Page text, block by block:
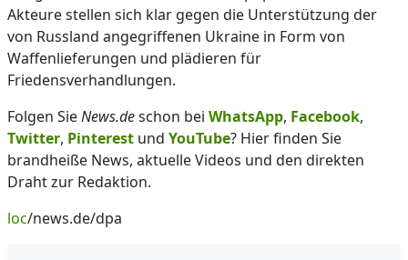
Akteure stellen sich klar gegen die Unterstützung der
von Russland angegriffenen Ukraine in Form von
Waffenlieferungen und plädieren für
Friedensverhandlungen.
Folgen SieNews.deschon bei WhatsApp, Facebook,
Twitter, Pinterest und YouTube? Hier finden Sie
brandheiße News, aktuelle Videos und den direkten
Draht zur Redaktion.
loc/news.de/dpa